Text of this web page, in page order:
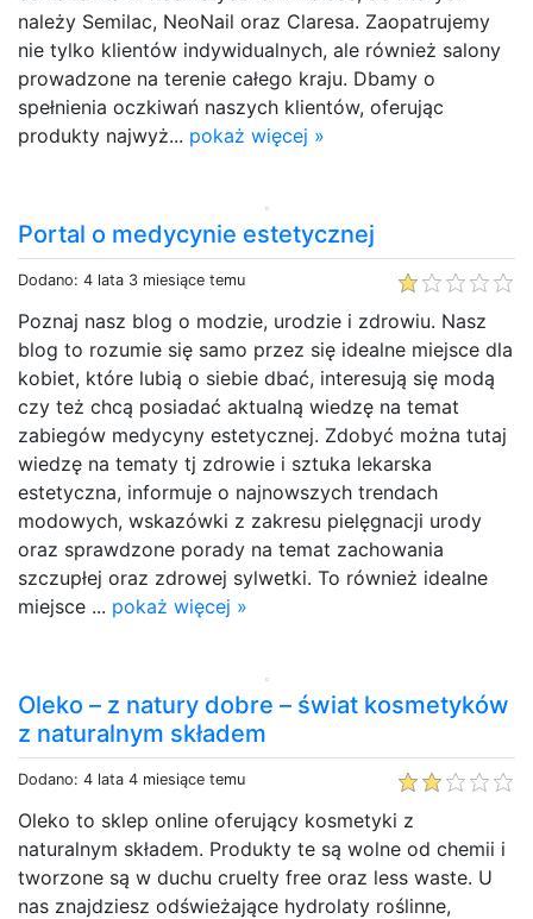
należy Semilac, NeoNail oraz Claresa. Zaopatrujemy
nie tylko klientów indywidualnych, ale również salony
prowadzone na terenie całego kraju. Dbamy o
spełnienia oczkiwań naszych klientów, oferując
produkty najwyż... pokaż więcej »
Portal o medycynie estetycznej
Dodano: 4 lata 3 miesiące temu
Poznaj nasz blog o modzie, urodzie i zdrowiu. Nasz
blog to rozumie się samo przez się idealne miejsce dla
kobiet, które lubią o siebie dbać, interesują się modą
czy też chcą posiadać aktualną wiedzę na temat
zabiegów medycyny estetycznej. Zdobyć można tutaj
wiedzę na tematy tj zdrowie i sztuka lekarska
estetyczna, informuje o najnowszych trendach
modowych, wskazówki z zakresu pielęgnacji urody
oraz sprawdzone porady na temat zachowania
szczupłej oraz zdrowej sylwetki. To również idealne
miejsce ... pokaż więcej »
Oleko – z natury dobre – świat kosmetyków
z naturalnym składem
Dodano: 4 lata 4 miesiące temu
Oleko to sklep online oferujący kosmetyki z
naturalnym składem. Produkty te są wolne od chemii i
tworzone są w duchu cruelty free oraz less waste. U
nas znajdziesz odświeżające hydrolaty roślinne,